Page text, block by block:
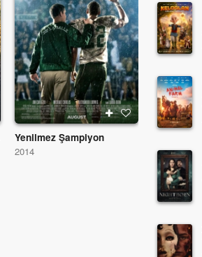
Yenilmez Şampiyon
2014
2014